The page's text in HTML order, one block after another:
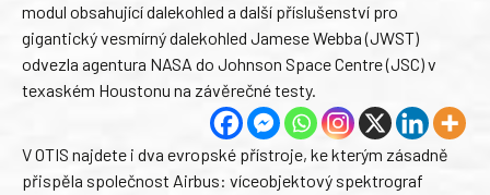
modul obsahující dalekohled a další příslušenství pro
gigantický vesmírný dalekohled Jamese Webba (JWST)
odvezla agentura NASA do Johnson Space Centre (JSC) v
texaském Houstonu na závěrečné testy.
V OTIS najdete i dva evropské přístroje, ke kterým zásadně
přispěla společnost Airbus: víceobjektový spektrograf